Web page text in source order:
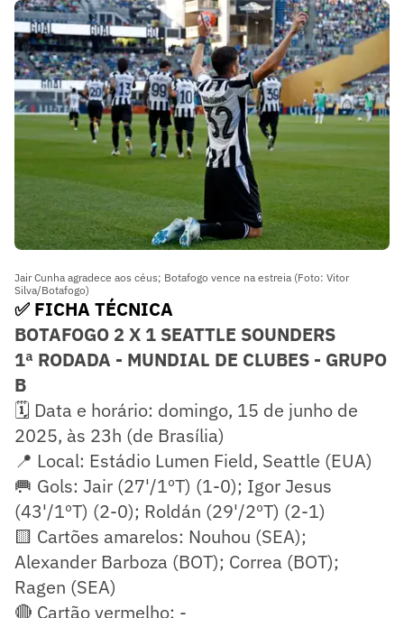
Jair Cunha agradece aos céus; Botafogo vence na estreia (Foto: Vitor
Silva/Botafogo)
✅ FICHA TÉCNICA
BOTAFOGO 2 X 1 SEATTLE SOUNDERS
1ª RODADA - MUNDIAL DE CLUBES - GRUPO
B
🗓️ Data e horário: domingo, 15 de junho de
2025, às 23h (de Brasília)
📍 Local: Estádio Lumen Field, Seattle (EUA)
🥅 Gols: Jair (27'/1ºT) (1-0); Igor Jesus
(43'/1ºT) (2-0); Roldán (29'/2ºT) (2-1)
🟨 Cartões amarelos: Nouhou (SEA);
Alexander Barboza (BOT); Correa (BOT);
Ragen (SEA)
🔴 Cartão vermelho: -